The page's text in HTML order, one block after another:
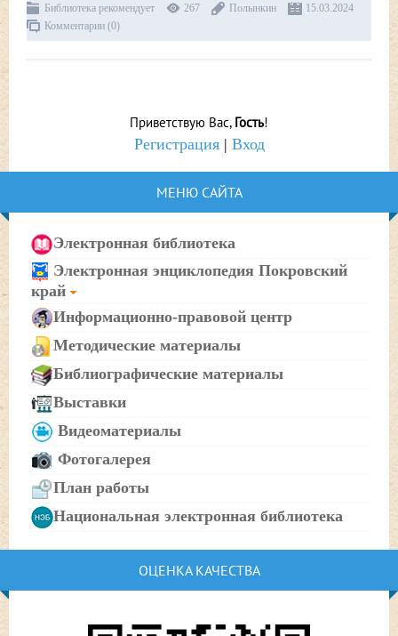
Библиотека рекомендует 267 Полынкин
15.03.2024
Комментарии (0)
Приветствую Вас, Гость!
Регистрация| Вход
МЕНЮ САЙТА
Электронная библиотека
Электронная энциклопедия Покровский
край
Информационно-правовой центр
Методические материалы
Библиографические материалы
Выставки
Видеоматериалы
Фотогалерея
План работы
Национальная электронная библиотека
ОЦЕНКА КАЧЕСТВА